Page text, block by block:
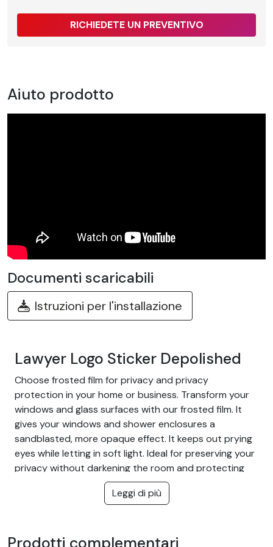
RICHIEDETE UN PREVENTIVO
Aiuto prodotto
Documenti scaricabili
Istruzioni per l'installazione
Lawyer Logo Sticker Depolished
Choose frosted film for privacy and privacy
protection in your home or business. Transform your
windows and glass surfaces with our frosted film. It
gives your windows and shower enclosures a
sandblasted, more opaque effect. It keeps out prying
eyes while letting in soft light. Ideal for preserving your
privacy without darkening the room and protecting
you from outside glances.
The advantage of frosted film:
Let light through
Leggi di più